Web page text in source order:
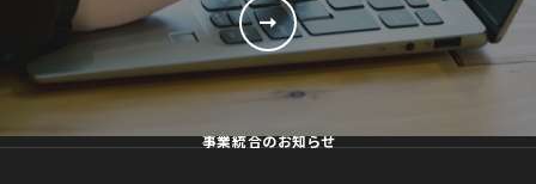
事業統合のお知らせ